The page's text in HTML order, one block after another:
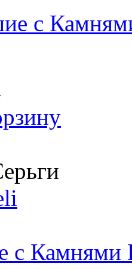
с
с Камнями